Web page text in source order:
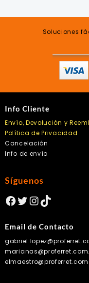
Soluciones
Info Cliente
Envío, Devolución y
Política de Privacidad
Cancelación
Info de envío
Síguenos
Facebook
Twitter
Instagram
TikTok
Email de Contacto